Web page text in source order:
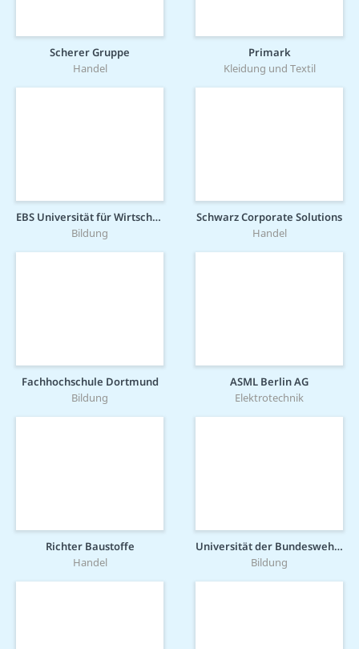
Scherer Gruppe
Handel
Primark
Kleidung und Textil
EBS Universität für Wirtschaft und Recht gGmbH
Bildung
Schwarz Corporate Solutions
Handel
Fachhochschule Dortmund
Bildung
ASML Berlin AG
Elektrotechnik
Richter Baustoffe
Handel
Universität der Bundeswehr München
Bildung